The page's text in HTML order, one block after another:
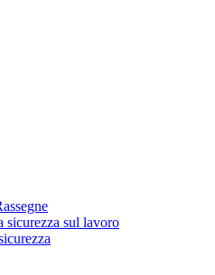
sicurezza sul lavoro